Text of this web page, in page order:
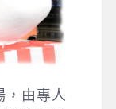
，由專人